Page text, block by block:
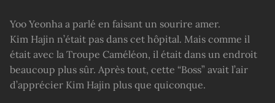
Yoo Yeonha a parlé en faisant un sourire amer.
Kim Hajin n’était pas dans cet hôpital. Mais comme il
était avec la Troupe Caméléon, il était dans un endroit
beaucoup plus sûr. Après tout, cette “Boss” avait l’air
d’apprécier Kim Hajin plus que quiconque.